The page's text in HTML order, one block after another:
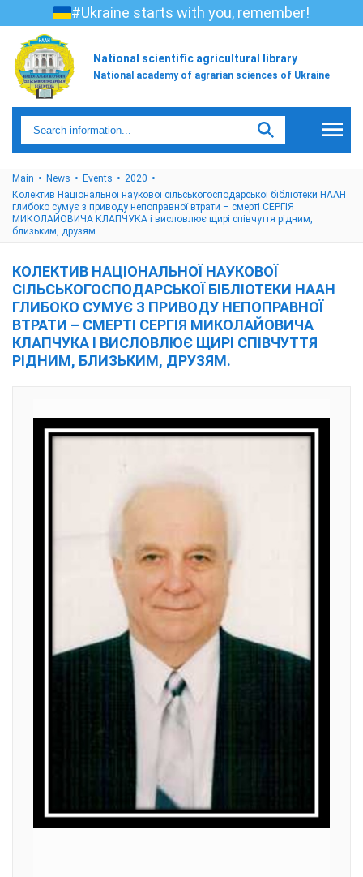
#Ukraine starts with you, remember!
National scientific agricultural library
National academy of agrarian sciences of Ukraine
Main News Events
2020
Колектив Національної наукової сільськогосподарської бібліотеки НААН
глибоко сумує з приводу непоправної втрати – смерті СЕРГІЯ
МИКОЛАЙОВИЧА КЛАПЧУКА і висловлює щирі співчуття рідним,
близьким, друзям.
КОЛЕКТИВ НАЦІОНАЛЬНОЇ НАУКОВОЇ
СІЛЬСЬКОГОСПОДАРСЬКОЇ БІБЛІОТЕКИ НААН
ГЛИБОКО СУМУЄ З ПРИВОДУ НЕПОПРАВНОЇ
ВТРАТИ – СМЕРТІ СЕРГІЯ МИКОЛАЙОВИЧА
КЛАПЧУКА І ВИСЛОВЛЮЄ ЩИРІ СПІВЧУТТЯ
РІДНИМ, БЛИЗЬКИМ, ДРУЗЯМ.